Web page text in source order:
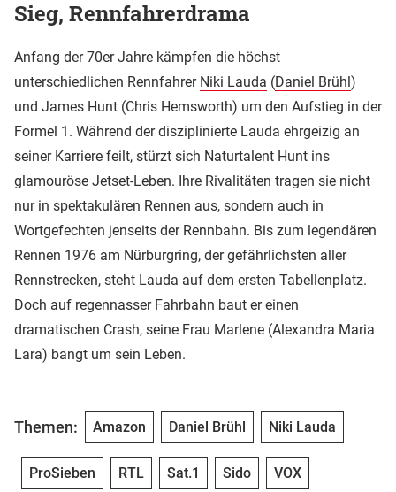
Sieg, Rennfahrerdrama
Anfang der 70er Jahre kämpfen die höchst
unterschiedlichen Rennfahrer Niki Lauda (Daniel Brühl)
und James Hunt (Chris Hemsworth) um den Aufstieg in der
Formel 1. Während der disziplinierte Lauda ehrgeizig an
seiner Karriere feilt, stürzt sich Naturtalent Hunt ins
glamouröse Jetset-Leben. Ihre Rivalitäten tragen sie nicht
nur in spektakulären Rennen aus, sondern auch in
Wortgefechten jenseits der Rennbahn. Bis zum legendären
Rennen 1976 am Nürburgring, der gefährlichsten aller
Rennstrecken, steht Lauda auf dem ersten Tabellenplatz.
Doch auf regennasser Fahrbahn baut er einen
dramatischen Crash, seine Frau Marlene (Alexandra Maria
Lara) bangt um sein Leben.
Themen: Amazon Daniel Brühl Niki Lauda
ProSieben RTL Sat.1 Sido VOX